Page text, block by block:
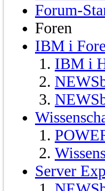
Forum-
Foren
IBM i
IBM i
Server